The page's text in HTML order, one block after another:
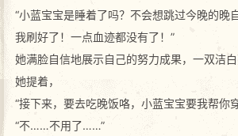
“小蓝宝宝是睡着了吗？不会想跳过今晚的晚
我刷好了！一点血迹都没有了！”
她满脸自信地展示自己的努力成果，一双洁
她提着，
“接下来，要去吃晚饭咯，小蓝宝宝要我帮你
“不……不用了……”